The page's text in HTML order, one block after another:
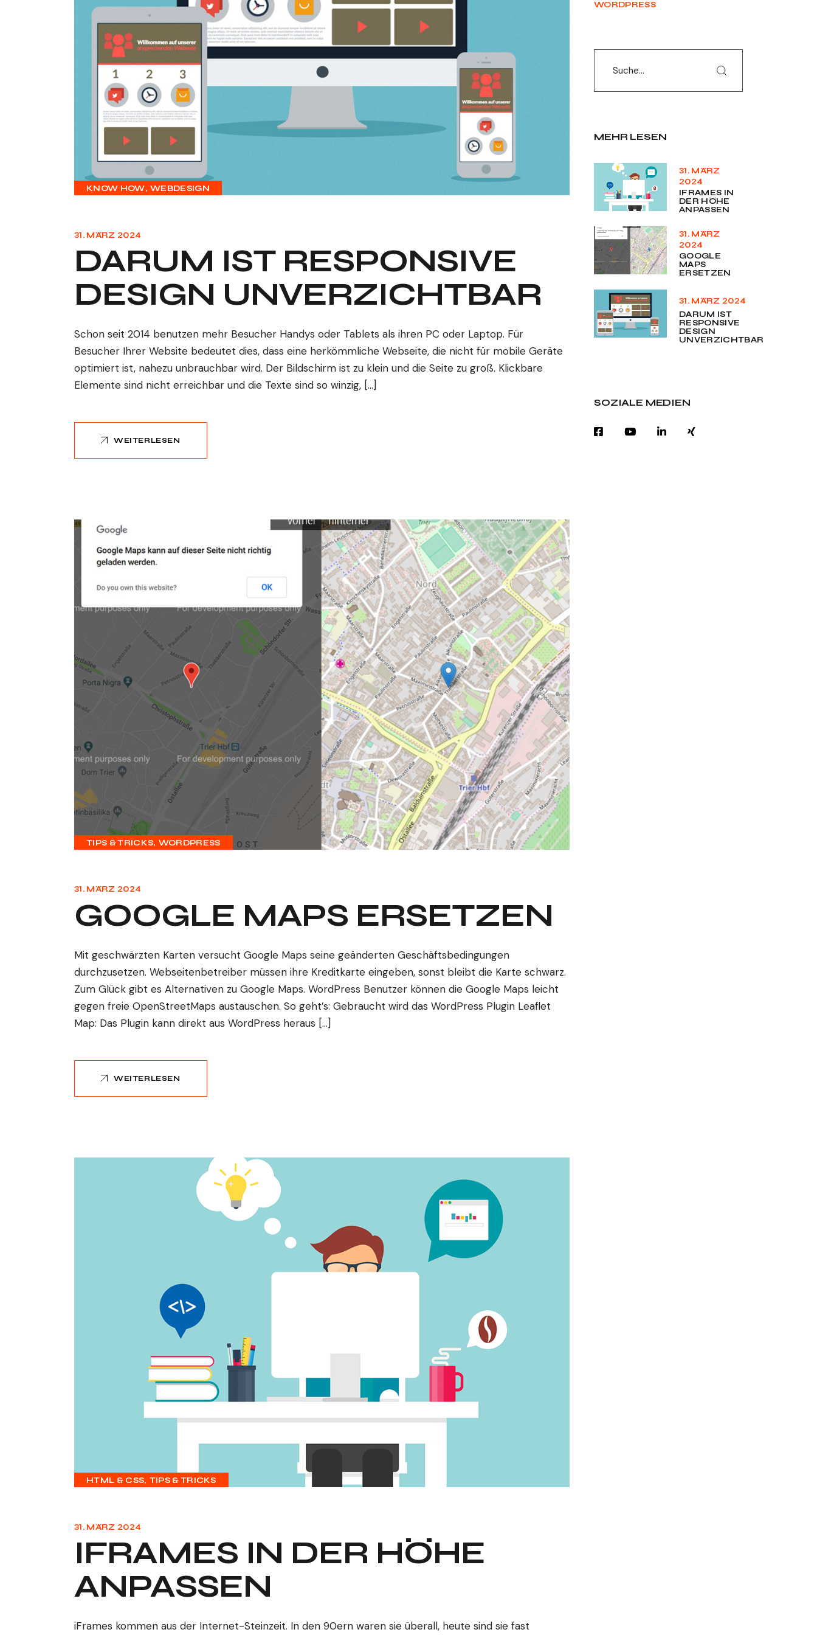
KNOW HOW WEBDESIGN
31. MÄRZ 2024
DARUM IST RESPONSIVE
DESIGN UNVERZICHTBAR
Schon seit 2014 benutzen mehr Besucher Handys oder Tablets als ihren PC oder Laptop. Für
Besucher Ihrer Website bedeutet dies, dass eine herkömmliche Webseite, die nicht für mobile Geräte
optimiert ist, nahezu unbrauchbar wird. Der Bildschirm ist zu klein und die Seite zu groß. Klickbare
Elemente sind nicht erreichbar und die Texte sind so winzig, […]
WEITERLESEN
TIPS & TRICKS WORDPRESS
31. MÄRZ 2024
GOOGLE MAPS ERSETZEN
Mit geschwärzten Karten versucht Google Maps seine geänderten Geschäftsbedingungen
durchzusetzen. Webseitenbetreiber müssen ihre Kreditkarte eingeben, sonst bleibt die Karte schwarz.
Zum Glück gibt es Alternativen zu Google Maps. WordPress Benutzer können die Google Maps leicht
gegen freie OpenStreetMaps austauschen. So geht’s: Gebraucht wird das WordPress Plugin Leaflet
Map: Das Plugin kann direkt aus WordPress heraus […]
WEITERLESEN
HTML & CSS TIPS & TRICKS
31. MÄRZ 2024
IFRAMES IN DER HÖHE
ANPASSEN
iFrames kommen aus der Internet-Steinzeit. In den 90ern waren sie überall, heute sind sie fast
WORDPRESS
Search
MEHR LESEN
31. MÄRZ
2024
IFRAMES IN
DER HÖHE
ANPASSEN
31. MÄRZ
2024
GOOGLE
MAPS
ERSETZEN
31. MÄRZ 2024
DARUM IST
RESPONSIVE
DESIGN
UNVERZICHTBAR
SOZIALE MEDIEN